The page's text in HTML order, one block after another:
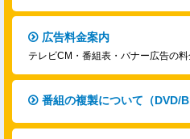
広告料金案内
テレビCM・番組表・バナー広告の
番組の複製について（DVD/